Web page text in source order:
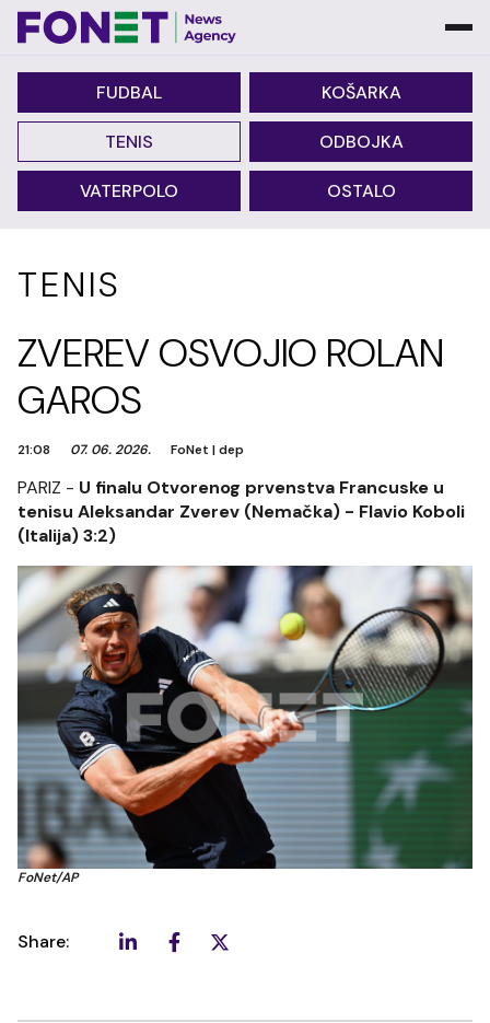
FUDBAL KOŠARKA
TENIS ODBOJKA
VATERPOLO OSTALO
TENIS
ZVEREV OSVOJIO ROLAN
GAROS
21:08 07. 06. 2026. FoNet |dep
PARIZ - U finalu Otvorenog prvenstva Francuske u
tenisu Aleksandar Zverev (Nemačka) - Flavio Koboli
(Italija) 3:2)
FoNet/AP
Share: